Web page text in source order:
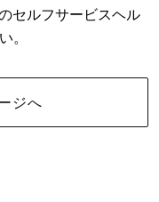
セルフサービスヘル
。
ジへ